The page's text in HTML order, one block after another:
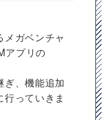
ガベンチャ
アプリの
ぎ、機能追加
っていきま